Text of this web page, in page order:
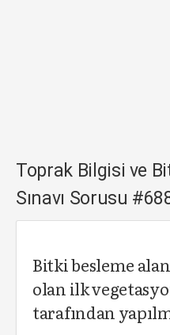
Toprak Bilgisi ve
Sınavı Sorusu
Bitki besleme
olan ilk
tarafından